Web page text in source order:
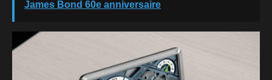
James Bond 60e anniversaire